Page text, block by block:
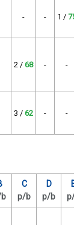
- - 1 / 75
2 / 68 - -
3 / 62 - -
C
p/b
D
p/b
E
p/b